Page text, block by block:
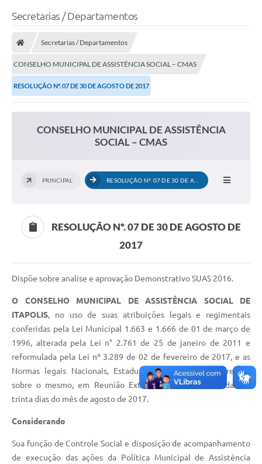
Serviços Online
Carta de Serviços
Via Rápida Empresa
Itinerário do Transporte Público de Itápolis
Documentos
Água de Qualidade
Gasoduto (Gás Natural)
Feriados Municipais
Bairros Rurais
Secretarias / Departamentos
Secretarias / Departamentos
CONSELHO MUNICIPAL DE ASSISTÊNCIA SOCIAL – CMAS
RESOLUÇÃO Nº. 07 DE 30 DE AGOSTO DE 2017
CONSELHO MUNICIPAL DE ASSISTÊNCIA
SOCIAL – CMAS
PRINCIPAL RESOLUÇÃO Nº. 07 DE 30 DE AGOSTO DE...
RESOLUÇÃO Nº. 07 DE 30 DE AGOSTO DE
2017
Dispõe sobre analise e aprovação Demonstrativo SUAS 2016.
O CONSELHO MUNICIPAL DE ASSISTÊNCIA SOCIAL DE
ITAPOLIS, no uso de suas atribuições legais e regimentais
conferidas pela Lei Municipal 1.663 e 1.666 de 01 de março de
1996, alterada pela Lei n° 2.761 de 25 de janeiro de 2011 e
reformulada pela Lei nº 3.289 de 02 de fevereiro de 2017, e as
Normas legais Nacionais, Estaduais e Municipais que regem
sobre o mesmo, em Reunião Extraordinária em realizada aos
trinta dias do mês de agosto de 2017.
Considerando
Sua função de Controle Social e disposição de acompanhamento
de execução das ações da Política Municipal de Assistência